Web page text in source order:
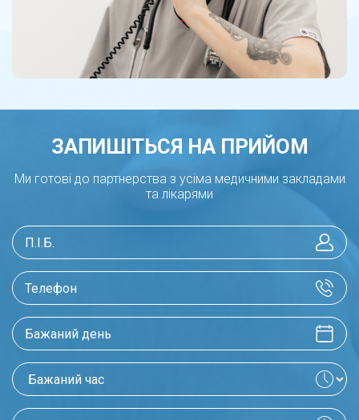
ЗАПИШІТЬСЯ НА ПРИЙОМ
Ми готові до партнерства з усіма медичними закладами
та лікарями